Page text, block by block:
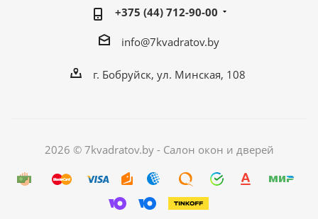
+375 (44) 712-90-00
info@7kvadratov.by
г. Бобруйск, ул. Минская, 108
2026 © 7kvadratov.by - Салон окон и дверей